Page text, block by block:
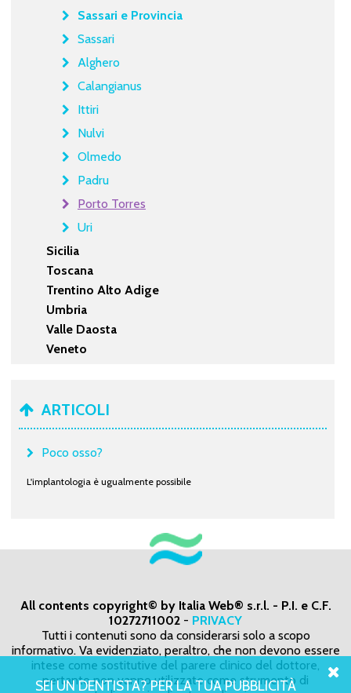
Sassari e Provincia
Sassari
Alghero
Calangianus
Ittiri
Nulvi
Olmedo
Padru
Porto Torres
Uri
Sicilia
Toscana
Trentino Alto Adige
Umbria
Valle Daosta
Veneto
ARTICOLI
Poco osso?
L'implantologia è ugualmente possibile
All contents copyright© by Italia Web® s.r.l. - P.I. e C.F.
10272711002 - PRIVACY
Tutti i contenuti sono da considerarsi solo a scopo
informativo. Va evidenziato, peraltro, che non devono essere
intese come sostitutive del parere clinico del dottore,
pertanto non vanno utilizzate come strumento di
SEI UN DENTISTA? PER LA TUA PUBBLICITÀ